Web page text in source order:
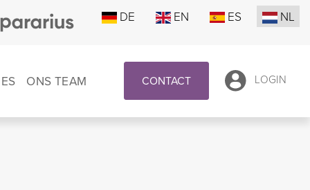
DE EN ES NL
ONS TEAM CONTACT LOGIN